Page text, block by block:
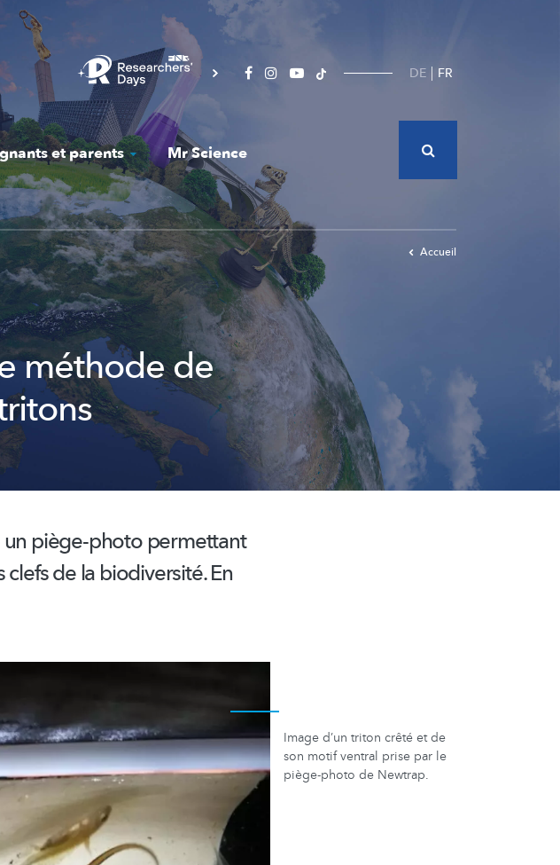
DE FR
et parents Mr Science
Accueil
méthode de
un piège-photo permettant
clefs de la biodiversité.En
Image d’un triton crêté et de
son motif ventral prise par le
piège-photo de Newtrap.